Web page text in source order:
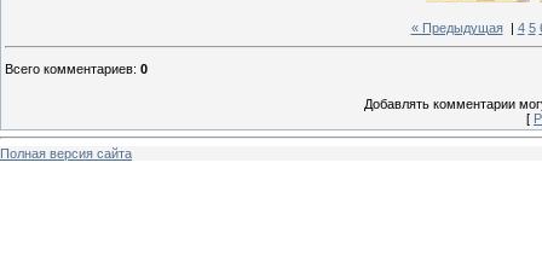
« Предыдущая| 4 5
Всего комментариев: 0
Добавлять комментарии
[
Полная версия сайта